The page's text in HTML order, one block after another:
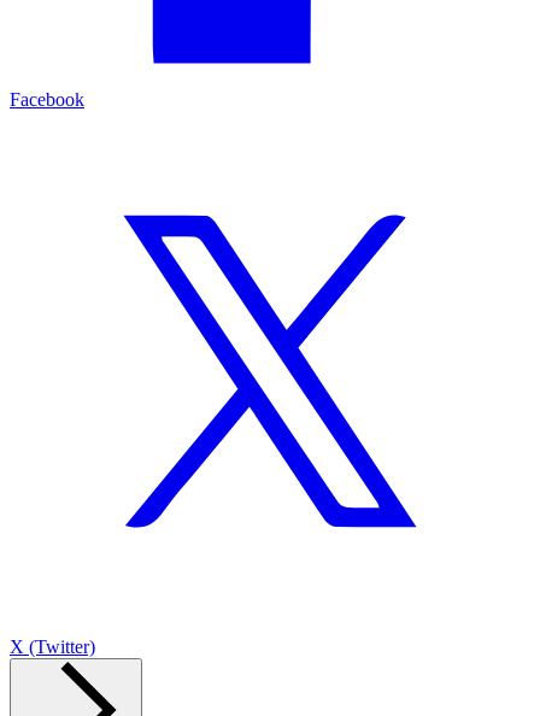
Facebook
X (Twitter)